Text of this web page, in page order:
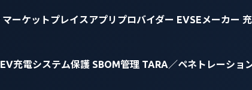
マーケットプレイスアプリプロバイダー EVSEメーカー
EV充電システム保護 SBOM管理 TARA／ペネトレーショ